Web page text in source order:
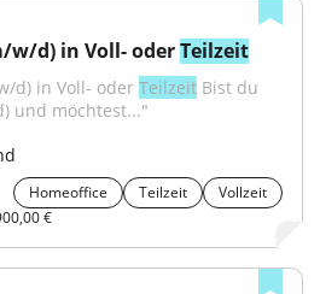
d) in Voll- oder Teilzeit
d) in Voll- oder Teilzeit Bist du
und möchtest..."
Homeoffice Teilzeit
Vollzeit
€